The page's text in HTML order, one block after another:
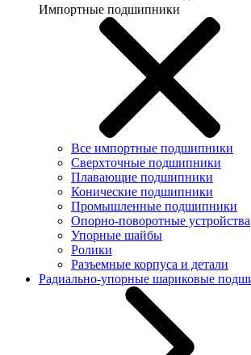
Импортные подшипники
Все импортные подшипники
Сверхточные подшипники
Плавающие подшипники
Конические подшипники
Промышленные подшипники
Опорно-поворотные устройства
Упорные шайбы
Ролики
Разъемные корпуса и детали
Радиально-упорные шариковые